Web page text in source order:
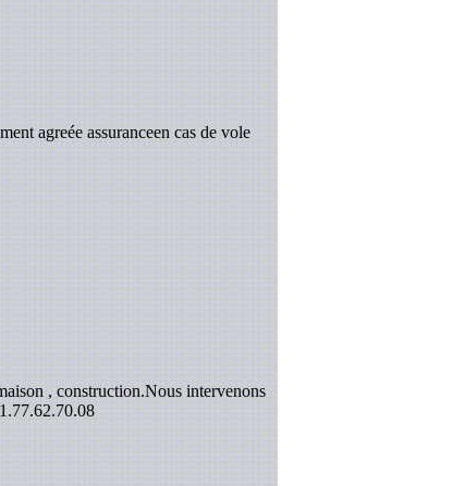
agreée assuranceen cas de vole
, construction.Nous intervenons